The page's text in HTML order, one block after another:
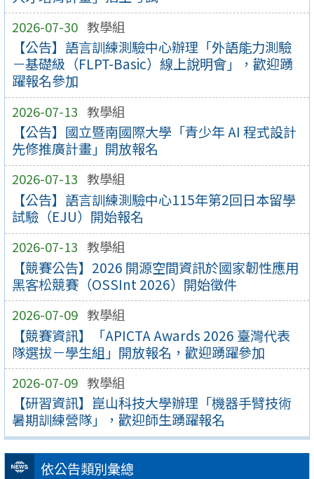
2026-07-30 教學組
【公告】語言訓練測驗中心辦理「外語能力測驗
－基礎級（FLPT-Basic）線上說明會」，歡迎踴
躍報名參加
2026-07-13 教學組
【公告】國立暨南國際大學「青少年 AI 程式設計
先修推廣計畫」開放報名
2026-07-13 教學組
【公告】語言訓練測驗中心115年第2回日本留學
試驗（EJU）開始報名
2026-07-13 教學組
【競賽公告】2026 開源空間資訊於國家韌性應用
黑客松競賽（OSSInt 2026）開始徵件
2026-07-09 教學組
【競賽資訊】「APICTA Awards 2026 臺灣代表
隊選拔－學生組」開放報名，歡迎踴躍參加
2026-07-09 教學組
【研習資訊】崑山科技大學辦理「機器手臂技術
暑期訓練營隊」，歡迎師生踴躍報名
依公告類別彙總